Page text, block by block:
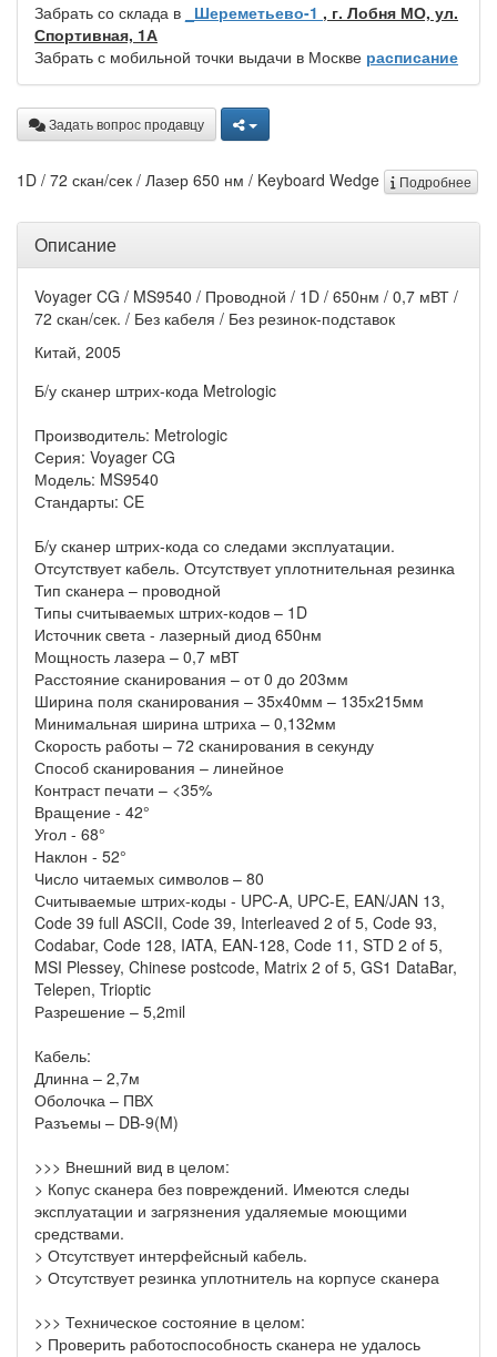
Забрать со склада в _Шереметьево-1 , г. Лобня МО, ул.
Спортивная, 1А
Забрать с мобильной точки выдачи в Москве расписание
Задать вопрос продавцу
1D / 72 скан/сек / Лазер 650 нм / Keyboard Wedge Подробнее
Описание
Voyager CG / MS9540 / Проводной / 1D / 650нм / 0,7 мВТ /
72 скан/сек. / Без кабеля / Без резинок-подставок
Китай, 2005
Б/у сканер штрих-кода Metrologic
Производитель: Metrologic
Серия: Voyager CG
Модель: MS9540
Стандарты: CE
Б/у сканер штрих-кода со следами эксплуатации.
Отсутствует кабель. Отсутствует уплотнительная резинка
Тип сканера – проводной
Типы считываемых штрих-кодов – 1D
Источник света - лазерный диод 650нм
Мощность лазера – 0,7 мВТ
Расстояние сканирования – от 0 до 203мм
Ширина поля сканирования – 35х40мм – 135х215мм
Минимальная ширина штриха – 0,132мм
Скорость работы – 72 сканирования в секунду
Способ сканирования – линейное
Контраст печати – <35%
Вращение - 42°
Угол - 68°
Наклон - 52°
Число читаемых символов – 80
Считываемые штрих-коды - UPC-A, UPC-E, EAN/JAN 13,
Code 39 full ASCII, Code 39, Interleaved 2 of 5, Code 93,
Codabar, Code 128, IATA, EAN-128, Code 11, STD 2 of 5,
MSI Plessey, Chinese postcode, Matrix 2 of 5, GS1 DataBar,
Telepen, Trioptic
Разрешение – 5,2mil
Кабель:
Длинна – 2,7м
Оболочка – ПВХ
Разъемы – DB-9(M)
>>> Внешний вид в целом:
> Копус сканера без повреждений. Имеются следы
эксплуатации и загрязнения удаляемые моющими
средствами.
> Отсутствует интерфейсный кабель.
> Отсутствует резинка уплотнитель на корпусе сканера
>>> Техническое состояние в целом:
> Проверить работоспособность сканера не удалось